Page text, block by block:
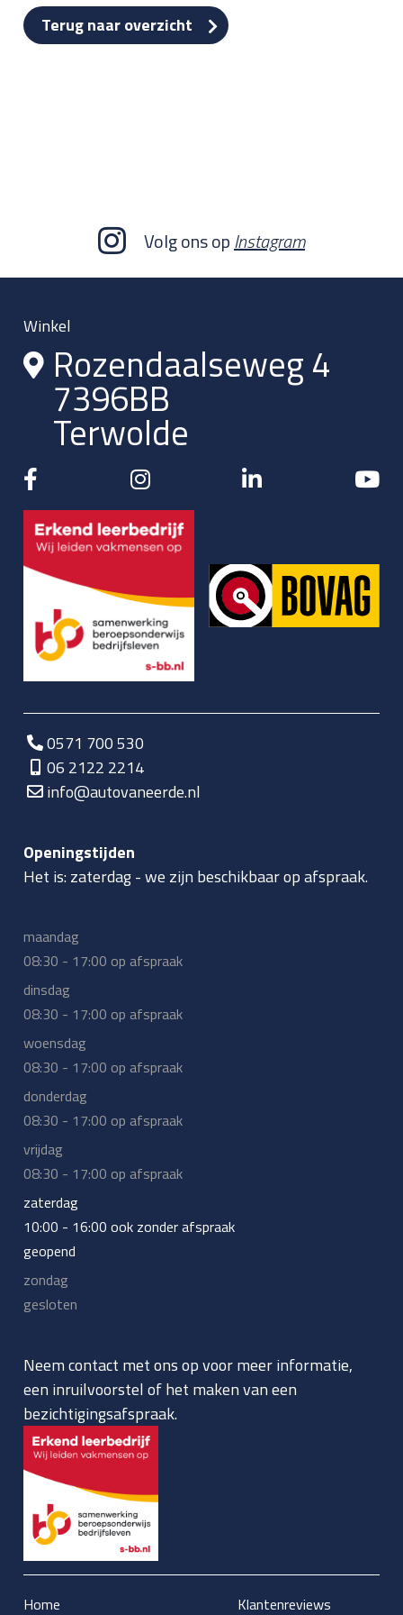
Terug naar overzicht
Volg ons opInstagram
Winkel
Rozendaalseweg 4
7396BB
Terwolde
0571 700 530
06 2122 2214
info@autovaneerde.nl
Openingstijden
Het is:zaterdag-we zijn beschikbaar op afspraak.
maandag
08:30 - 17:00 op afspraak
dinsdag
08:30 - 17:00 op afspraak
woensdag
08:30 - 17:00 op afspraak
donderdag
08:30 - 17:00 op afspraak
vrijdag
08:30 - 17:00 op afspraak
zaterdag
10:00 - 16:00 ook zonder afspraak
geopend
zondag
gesloten
Neem contact met ons op voor meer informatie,
een inruilvoorstel of het maken van een
bezichtigingsafspraak.
Home
Klantenreviews